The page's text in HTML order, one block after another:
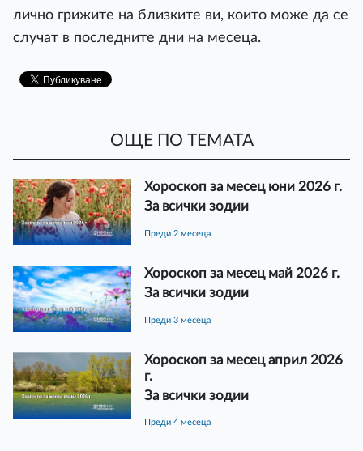
лично грижите на близките ви, които може да се
случат в последните дни на месеца.
ОЩЕ ПО ТЕМАТА
Хороскоп за месец юни 2026 г.
За всички зодии
преди 2 месеца
Хороскоп за месец май 2026 г.
За всички зодии
преди 3 месеца
Хороскоп за месец април 2026
г.
За всички зодии
преди 4 месеца